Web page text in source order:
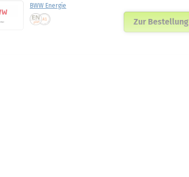
BWW Energie
Zur Bestellung